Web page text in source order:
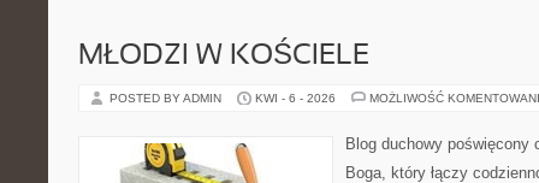
MŁODZI W KOŚCIELE
POSTED BY ADMIN KWI - 6 - 2026 MOŻLIWOŚĆ
Blog duchowy
Boga, który łączy